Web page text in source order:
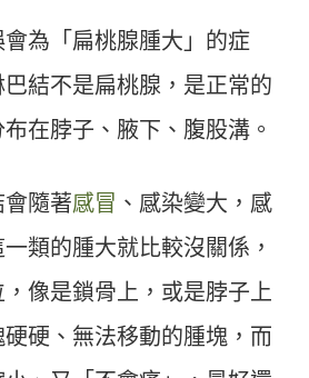
為「扁桃腺腫大」的症
結不是扁桃腺，是正常的
在脖子、腋下、腹股溝。
隨著感冒 、感染變大，感
類的腫大就比較沒關係，
像是鎖骨上，或是脖子上
硬、無法移動的腫塊，而